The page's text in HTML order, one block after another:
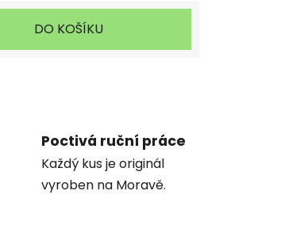
DO KOŠÍKU
Poctivá ruční práce
Každý kus je originál
vyroben na Moravě.